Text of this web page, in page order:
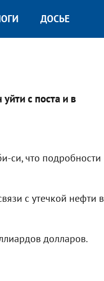
ДОСЬЕ
с поста и в
си, что подробности
с утечкой нефти в
долларов.